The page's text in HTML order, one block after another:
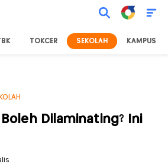
TOKCER SEKOLAH KAMPUS
Dilaminating? Ini